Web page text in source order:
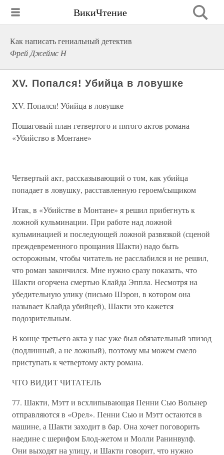
ВикиЧтение
Как написать гениальный детектив
Фрей Джеймс Н
XV. Попался! Убийца в ловушке
XV. Попался! Убийца в ловушке
Пошаговый план гетвертого и пятого актов романа
«Убийство в Монтане»
Четвертый акт, рассказывающий о том, как убийца
попадает в ловушку, расставленную героем/сыщиком
Итак, в «Убийстве в Монтане» я решил прибегнуть к
ложной кульминации. При работе над ложной
кульминацией и последующей ложной развязкой (сценой
преждевременного прощания Шакти) надо быть
осторожным, чтобы читатель не расслабился и не решил,
что роман закончился. Мне нужно сразу показать, что
Шакти огорчена смертью Клайда Эппла. Несмотря на
убедительную улику (письмо Шэрон, в котором она
называет Клайда убийцей), Шакти это кажется
подозрительным.
В конце третьего акта у нас уже был обязательный эпизод
(подлинный, а не ложный), поэтому мы можем смело
приступать к четвертому акту романа.
ЧТО ВИДИТ ЧИТАТЕЛЬ
77. Шакти, Мэтт и всхлипывающая Пенни Сью Вольнер
отправляются в «Орел». Пенни Сью и Мэтт остаются в
машине, а Шакти заходит в бар. Она хочет поговорить
наедине с шерифом Блод-жетом и Молли Ранинвулф.
Они выходят на улицу, и Шакти говорит, что нужно